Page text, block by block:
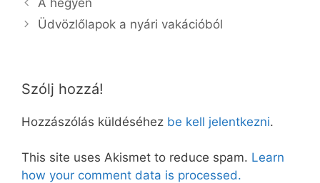
Üdvözlőlapok a nyári vakációból
Szólj hozzá!
Hozzászólás küldéséhez be kell jelentkezni.
This site uses Akismet to reduce spam. Learn
how your comment data is processed.